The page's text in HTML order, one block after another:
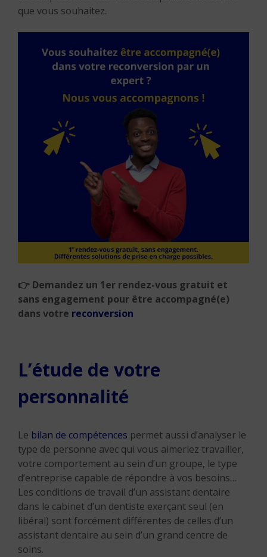
que vous souhaitez.
👉 Demandez un 1er rendez-vous gratuit et
sans engagement pour être accompagné(e)
dans votre reconversion
L’étude de votre
personnalité
Le bilan de compétences permet aussi d’analyser le
type de personne avec qui vous aimeriez travailler,
votre comportement au sein d’un groupe, le type
d’entreprise capable de répondre à vos besoins…
Les conditions de travail d’un assistant dentaire
dans le cabinet d’un dentiste exerçant seul (en
libéral) sont forcément différentes de celles d’un
assistant dentaire au sein d’un grand centre de
soins.